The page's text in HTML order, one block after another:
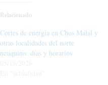
Relacionado
Cortes de energía en Chos Malal y
otras localidades del norte
neuquino: días y horarios